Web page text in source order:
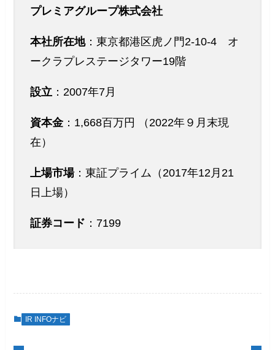
プレミアグループ株式会社
本社所在地：東京都港区虎ノ門2-10-4 オ
ークラプレステージタワー19階
設立 ：2007年7月
資本金 ：1,668百万円 （2022年９月末現
在）
上場市場：東証プライム（2017年12月21
日上場）
証券コード ：7199
IR INFOナビ